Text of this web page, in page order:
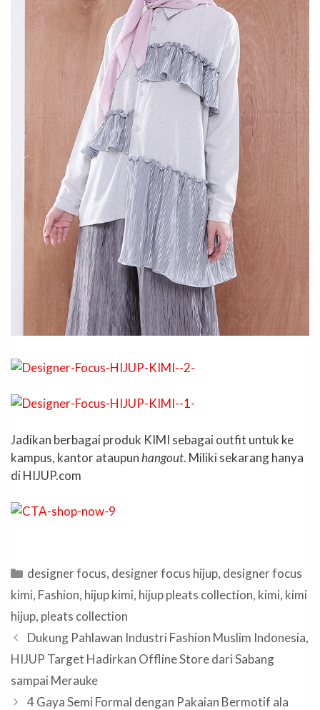
Jadikan berbagai produk KIMI sebagai outfit untuk ke
kampus, kantor ataupunhangout. Miliki sekarang hanya
di HIJUP.com
Categories
designer focus, designer focus hijup, designer focus
kimi, Fashion, hijup kimi, hijup pleats collection, kimi, kimi
hijup, pleats collection
Dukung Pahlawan Industri Fashion Muslim Indonesia,
HIJUP Target Hadirkan Offline Store dari Sabang
sampai Merauke
4 Gaya Semi Formal dengan Pakaian Bermotif ala